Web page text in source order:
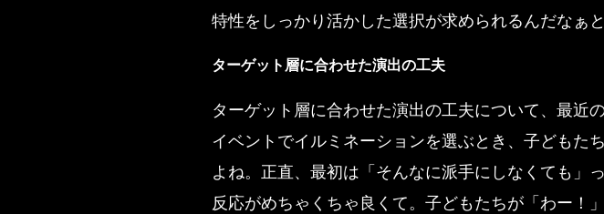
特性をしっかり活かした選択が求められるんだなぁ
ターゲット層に合わせた演出の工夫
ターゲット層に合わせた演出の工夫について、最近
イベントでイルミネーションを選ぶとき、子どもた
よね。正直、最初は「そんなに派手にしなくても」
反応がめちゃくちゃ良くて。子どもたちが「わー！